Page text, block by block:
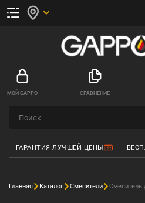
МОЙ GAPPO СРАВНЕНИЕ
ГАРАНТИЯ ЛУЧШЕЙ ЦЕНЫ
Главная Каталог Смесители Смеситель